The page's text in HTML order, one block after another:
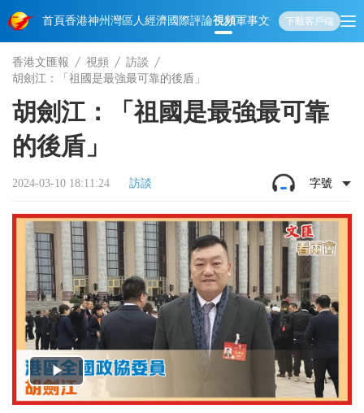
首頁香港神州 灣區人經濟國際評論視頻軍事文化 娛樂生活教育體
下載客戶端
香港文匯報 視頻
訪談
胡劍江：「祖國是最強最可靠的後盾」
胡劍江：「祖國是最強最可靠
的後盾」
2024-03-10 18:11:24 訪談 字號